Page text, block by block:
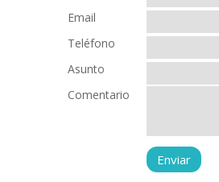
Email
Teléfono
Asunto
Comentario